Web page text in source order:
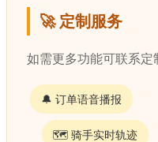
🚀 定制服务
如需更多功能可联系定
🔔 订单语音播报
🗺️ 骑手实时轨迹